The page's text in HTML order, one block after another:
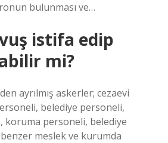
bulunması ve…
istifa edip
mi?
ayrılmış askerler; cezaevi
belediye personeli,
koruma personeli, belediye
benzer meslek ve kurumda